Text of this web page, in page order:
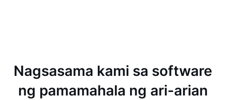
Nagsasama kami sa software
ng pamamahala ng ari-arian